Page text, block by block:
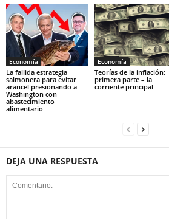
Economía
La fallida estrategia
salmonera para evitar
arancel presionando a
Washington con
abastecimiento
alimentario
Economía
Teorías de la inflación:
primera parte – la
corriente principal
DEJA UNA RESPUESTA